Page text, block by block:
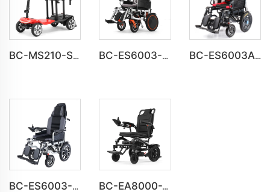
BC-MS210-S Verbesserter vierrädriger Roller – Großhandel BC-ES6003-UP industrietauglicher elektrischer Rollstuhl | Langlebige Stahlkonstruktion für langfristigen Einsatz BC-ES6003A Faltbarer motorisierter Rollstuhl mit Tragfähigkeit von 150 kg
BC-ES6003-B elektrischer Rollstuhl mit Liegefunktion und Beinstütze | Robuster Stahlrahmen für den täglichen Gebrauch BC-EA8000-XW Tragbarer elektrischer Rollstuhl für Senioren